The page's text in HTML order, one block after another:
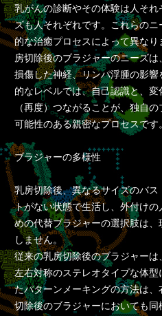
乳がんの診断やその体験は人そ
ズも人それぞれです。これらの
的な治癒プロセスによって異な
房切除後のブラジャーのニーズ
損傷した神経、リンパ浮腫の影
的なレベルでは、自己認識と、
（再度）つながることが、独自
可能性のある親密なプロセスです。
ブラジャーの多様性
乳房切除後、異なるサイズのバ
トがない状態で生活し、外付け
めの代替ブラジャーの選択肢は
しません。
従来の乳房切除後のブラジャー
左右対称のステレオタイプな体
たパターンメーキングの方法は
切除後のブラジャーにおいても